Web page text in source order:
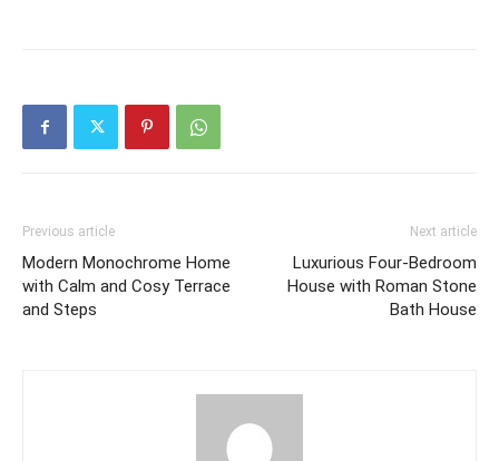
Previous article
Modern Monochrome Home
with Calm and Cosy Terrace
and Steps
Next article
Luxurious Four-Bedroom
House with Roman Stone
Bath House